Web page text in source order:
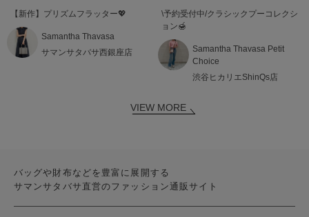
【新作】プリズムフラッター💖
Samantha Thavasa
サマンサタバサ西銀座店
\予約受付中/クラシックプーコレクシ
ョン🍯
Samantha Thavasa Petit
Choice
渋谷ヒカリエShinQs店
VIEW MORE
バッグや財布などを豊富に展開する
サマンサタバサ直営のファッション通販サイト